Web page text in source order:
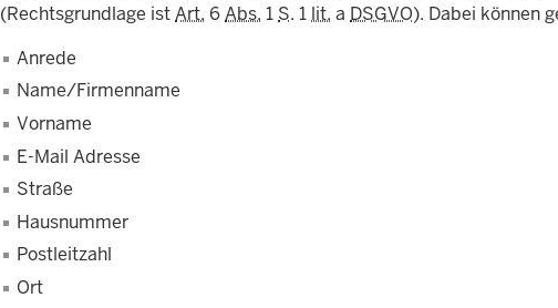
(Rechtsgrundlage istArt. 6Abs. 1 S. 1 lit. a DSGVO). Dabei können
Anrede
Name/Firmenname
Vorname
E-Mail Adresse
Straße
Hausnummer
Postleitzahl
Ort